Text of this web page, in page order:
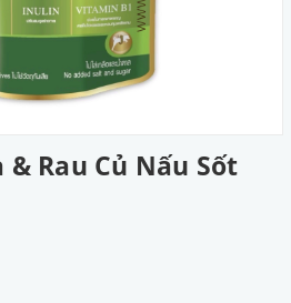
& Rau Củ Nấu Sốt